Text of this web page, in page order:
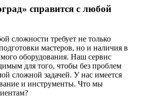
справится с любой
сложности требует не только
мастеров, но и наличия в
оборудования. Наш сервис
для того, чтобы без проблем
сложной задачей. У нас имеется
и инструменты. Что мы